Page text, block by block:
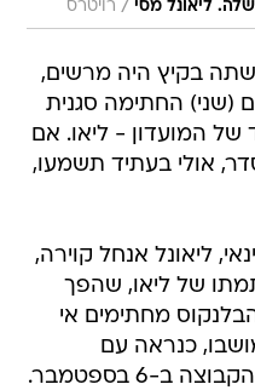
ליאונל מסי / רויטרס
בקיץ היה מרשים,
(שני) החתימה סגנית
המועדון - ליאו. אם
אולי בעתיד תשמעו,
ליאונל אנחל קוירה,
של ליאו, שהפך
מחתימים אי
כנראה עם
ב-6 בספטמבר.